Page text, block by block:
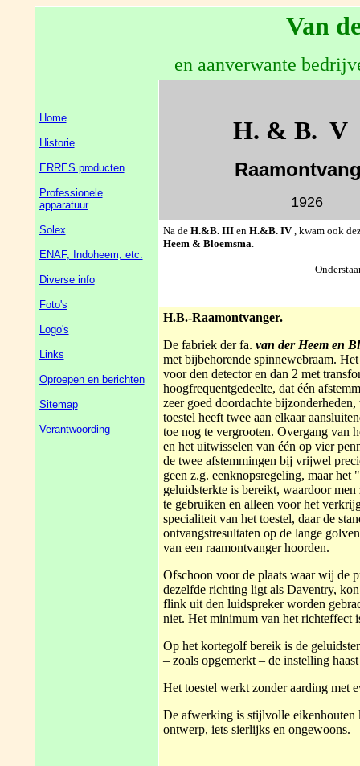
Van
en aanverwante
Home
Historie
ERRES producten
Professionele
apparatuur
Solex
ENAF, Indoheem, etc.
Diverse info
Foto's
Logo's
Links
Oproepen en berichten
Sitemap
Verantwoording
H. & B. V
1926
Na de H.&B. IIIen H.&B. IV, kwam ook
Heem & Bloemsma.
H.B.-Raamontvanger.
De fabriek der fa. van der Heem en
met bijbehorende spinnewebraam.
voor den detector en dan 2 met
hoogfrequentgedeelte, dat één
zeer goed doordachte
toestel heeft twee aan elkaar
toe nog te vergrooten. Overgang van
en het uitwisselen van één op vier
de twee afstemmingen bij vrijwel
geen z.g. eenknopsregeling, maar
geluidsterkte is bereikt, waardoor
te gebruiken en alleen voor het
specialiteit van het toestel, daar de
ontvangstresultaten op de lange
van een raamontvanger hoorden.
Ofschoon voor de plaats waar wij de
dezelfde richting ligt als Daventry,
flink uit den luidspreker worden
niet. Het minimum van het richteffect
Op het kortegolf bereik is de
– zoals opgemerkt – de instelling
Het toestel werkt zonder aarding met
De afwerking is stijlvolle eikenhouten
ontwerp, iets sierlijks en ongewoons.